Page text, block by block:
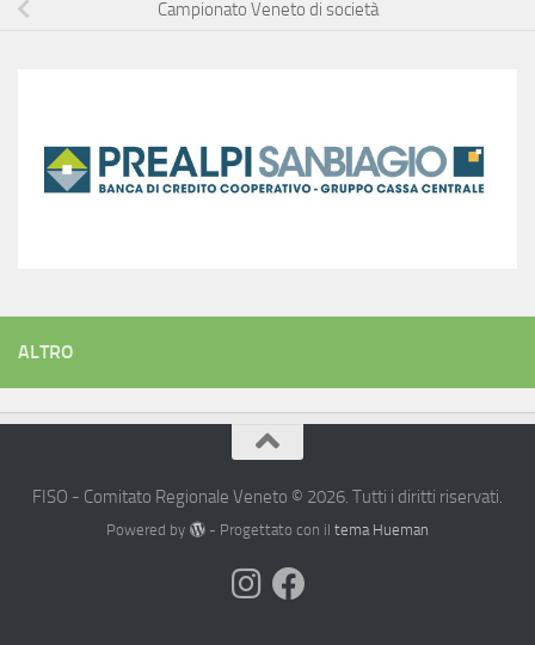
Campionato Veneto di società
ALTRO
FISO - Comitato Regionale Veneto © 2026. Tutti i diritti riservati.
Powered by - Progettato con il tema Hueman